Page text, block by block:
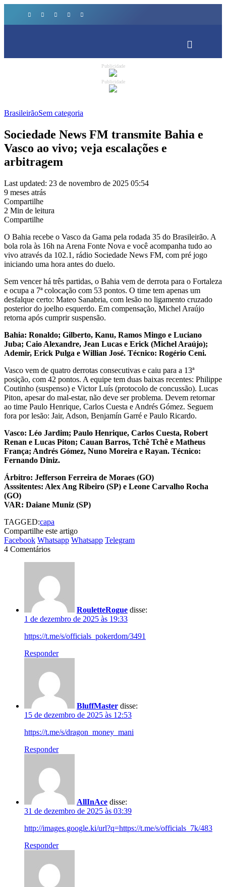
Publicidade
Publicidade
BrasileirãoSem categoria
Sociedade News FM transmite Bahia e
Vasco ao vivo; veja escalações e
arbitragem
Last updated: 23 de novembro de 2025 05:54
9 meses atrás
Compartilhe
2 Min de leitura
Compartilhe
O Bahia recebe o Vasco da Gama pela rodada 35 do Brasileirão. A
bola rola às 16h na Arena Fonte Nova e você acompanha tudo ao
vivo através da 102.1, rádio Sociedade News FM, com pré jogo
iniciando uma hora antes do duelo.
Sem vencer há três partidas, o Bahia vem de derrota para o Fortaleza
e ocupa a 7ª colocação com 53 pontos. O time tem apenas um
desfalque certo: Mateo Sanabria, com lesão no ligamento cruzado
posterior do joelho esquerdo. Em compensação, Michel Araújo
retorna após cumprir suspensão.
Bahia: Ronaldo; Gilberto, Kanu, Ramos Mingo e Luciano
Juba; Caio Alexandre, Jean Lucas e Erick (Michel Araújo);
Ademir, Erick Pulga e Willian José. Técnico: Rogério Ceni.
Vasco vem de quatro derrotas consecutivas e caiu para a 13ª
posição, com 42 pontos. A equipe tem duas baixas recentes: Philippe
Coutinho (suspenso) e Victor Luís (protocolo de concussão). Lucas
Piton, apesar do mal-estar, não deve ser problema. Devem retornar
ao time Paulo Henrique, Carlos Cuesta e Andrés Gómez. Seguem
fora por lesão: Jair, Adson, Benjamín Garré e Paulo Ricardo.
Vasco: Léo Jardim; Paulo Henrique, Carlos Cuesta, Robert
Renan e Lucas Piton; Cauan Barros, Tchê Tchê e Matheus
França; Andrés Gómez, Nuno Moreira e Rayan. Técnico:
Fernando Diniz.
Árbitro: Jefferson Ferreira de Moraes (GO)
Asssitentes: Alex Ang Ribeiro (SP) e Leone Carvalho Rocha
(GO)
VAR: Daiane Muniz (SP)
TAGGED:capa
Compartilhe este artigo
Facebook Whatsapp Whatsapp Telegram
4 Comentários
RouletteRogue disse:
1 de dezembro de 2025 às 19:33
https://t.me/s/officials_pokerdom/3491
Responder
BluffMaster disse:
15 de dezembro de 2025 às 12:53
https://t.me/s/dragon_money_mani
Responder
AllInAce disse:
31 de dezembro de 2025 às 03:39
http://images.google.ki/url?q=https://t.me/s/officials_7k/483
Responder